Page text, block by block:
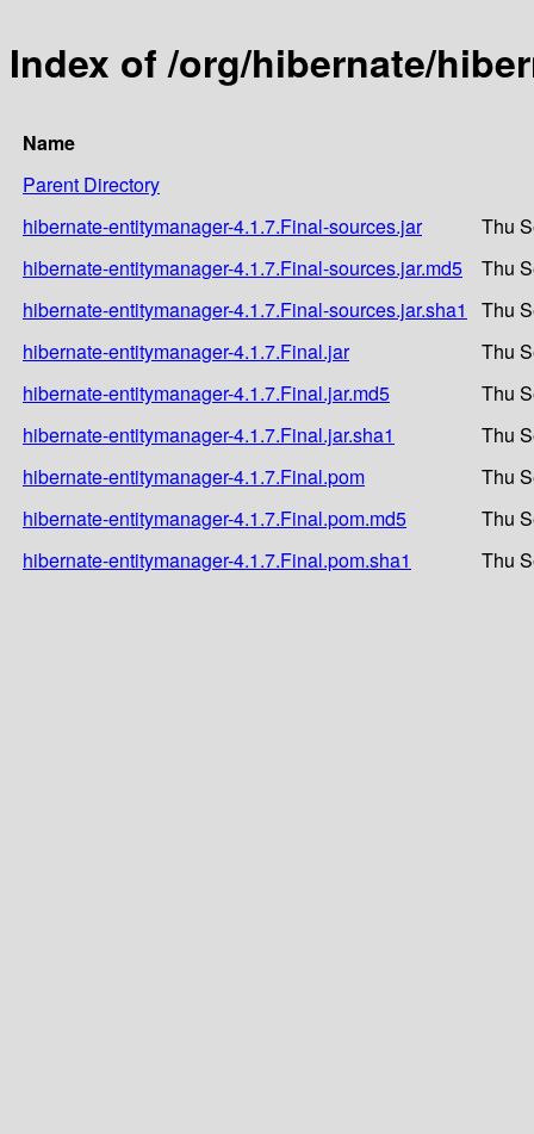
Index of /org/hibernate/
Name
Parent Directory
hibernate-entitymanager-4.1.7.Final-sources.jar
Thu
hibernate-entitymanager-4.1.7.Final-sources.jar.md5
Thu
hibernate-entitymanager-4.1.7.Final-sources.jar.sha1
Thu
hibernate-entitymanager-4.1.7.Final.jar
Thu
hibernate-entitymanager-4.1.7.Final.jar.md5
Thu
hibernate-entitymanager-4.1.7.Final.jar.sha1
Thu
hibernate-entitymanager-4.1.7.Final.pom
Thu
hibernate-entitymanager-4.1.7.Final.pom.md5
Thu
hibernate-entitymanager-4.1.7.Final.pom.sha1
Thu